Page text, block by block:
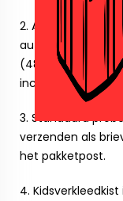
2. Als u de
automatisch
(48 tijdens
inclusief
3. Standaard
verzenden als
het pakketpost.
4.